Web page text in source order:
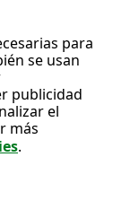
para
se usan
publicidad
el
más
.